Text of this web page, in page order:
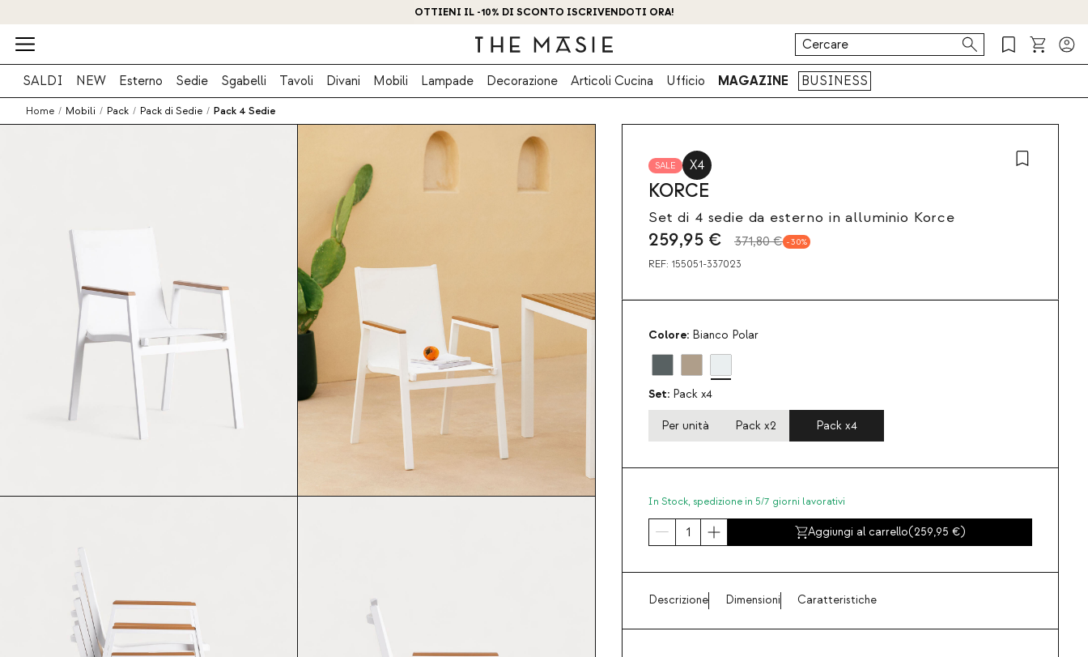
OTTIENI IL -10% DI SCONTO ISCRIVENDOTI ORA!
SALDI NEW Esterno Sedie Sgabelli Tavoli Divani Mobili Lampade Decorazione Articoli Cucina Ufficio MAGAZINE BUSINESS
Home / Mobili / Pack / Pack di Sedie / Pack 4 Sedie
SALE X4
KORCE
Set di 4 sedie da esterno in alluminio Korce
259,95 € 371,80 € 30
REF: 155051-337023
Colore: Bianco Polar
Set: Pack x4
Per unità Pack x2 Pack x4
In Stock, spedizione in 5/7 giorni lavorativi
Aggiungi al carrello(259,95 )
Descrizione Dimensioni Caratteristiche